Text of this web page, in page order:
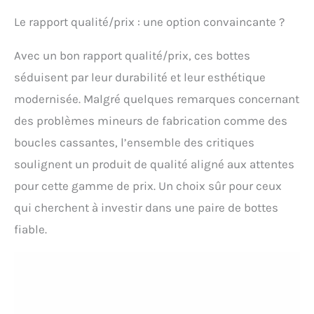
Le rapport qualité/prix : une option convaincante ?
Avec un bon rapport qualité/prix, ces bottes
séduisent par leur durabilité et leur esthétique
modernisée. Malgré quelques remarques concernant
des problèmes mineurs de fabrication comme des
boucles cassantes, l’ensemble des critiques
soulignent un produit de qualité aligné aux attentes
pour cette gamme de prix. Un choix sûr pour ceux
qui cherchent à investir dans une paire de bottes
fiable.